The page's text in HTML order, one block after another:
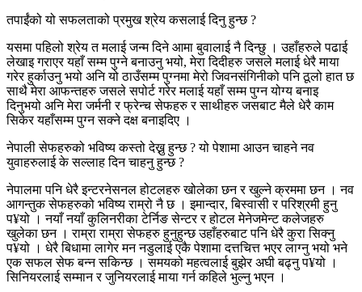
तपाईंको यो सफलताको प्रमुख श्रेय कसलाई दिनु हुन्छ ?
यसमा पहिलो श्रेय त मलाई जन्म दिने आमा बुवालाई नै दिन्छु । उहाँहरुले पढाई
लेखाइ गराएर यहाँ सम्म पुग्ने बनाउनु भयो, मेरा दिदीहरु जसले मलाई धेरै माया
गरेर हुर्काउनु भयो अनि यो ठाउँसम्म पुग्नमा मेरो जिवनसंगिनीको पनि ठूलो हात छ
साथै मेरा आफन्तहरु जसले सपोर्ट गरेर मलाई यहाँ सम्म पुग्न योग्य बनाइ
दिनुभयो अनि मेरा जर्मनी र फ्रेन्च सेफहरु र साथीहरु जसबाट मैले धेरै काम
सिकेर यहाँसम्म पुग्न सक्ने दक्ष बनाइदिए ।
नेपाली सेफहरुको भविष्य कस्तो देख्नु हुन्छ ? यो पेशामा आउन चाहने नव
युवाहरुलाई के सल्लाह दिन चाहनु हुन्छ ?
नेपालमा पनि धेरै इन्टरनेसनल होटलहरु खोलेका छन र खुल्ने क्रममा छन । नव
आगन्तुक सेफहरुको भविष्य राम्रो नै छ । इमान्दार, बिस्वासी र परिश्रमी हुनु
प¥यो । नयाँ नयाँ कुलिनरीका टेर्निङ सेन्टर र होटल मेनेजमेन्ट कलेजहरु
खुलेका छन । राम्रा राम्रा सेफहरु हुनुहुन्छ उहाँहरुबाट पनि धेरै कुरा सिक्नु
प¥यो । धेरै बिधामा लागेर मन नडुलाई एकै पेशामा दत्तचित्त भएर लाग्नु भयो भने
एक सफल सेफ बन्न सकिन्छ । समयको महत्वलाई बुझेर अघी बढ्नु प¥यो ।
सिनियरलाई सम्मान र जुनियरलाई माया गर्न कहिले भुल्नु भएन ।